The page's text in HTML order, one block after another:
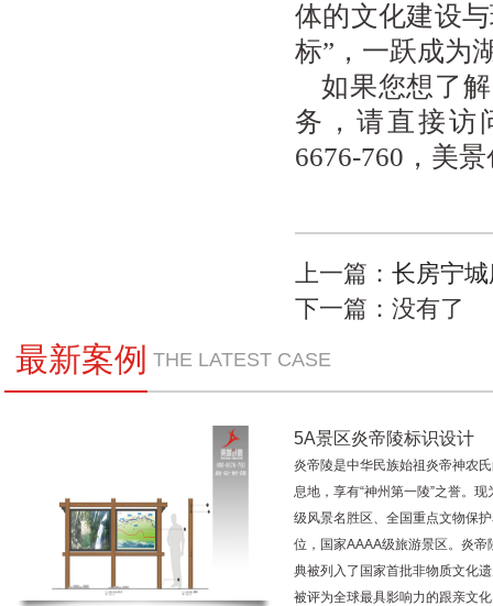
体的文化建设
标”，一跃成为
如果您想了
务，请直接访
6676-760，美
上一篇： 长房宁
下一篇：没有了
最新案例 THE LATEST CASE
5A景区炎帝陵标识设计
炎帝陵是中华民族始祖炎帝神农
息地，享有“神州第一陵”之誉。现
级风景名胜区、全国重点文物保
位，国家AAAA级旅游景区。炎帝
典被列入了国家首批非物质文化
被评为全球最具影响力的跟亲文